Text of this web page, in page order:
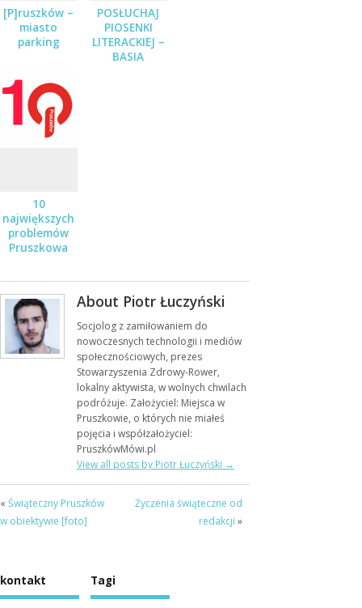
[P]ruszków –
miasto
parking
POSŁUCHAJ
PIOSENKI
LITERACKIEJ –
BASIA
10
największych
problemów
Pruszkowa
About Piotr Łuczyński
Socjolog z zamiłowaniem do
nowoczesnych technologii i mediów
społecznościowych, prezes
Stowarzyszenia Zdrowy-Rower,
lokalny aktywista, w wolnych chwilach
podróżuje. Założyciel: Miejsca w
Pruszkowie, o których nie miałeś
pojęcia i współzałożyciel:
PruszkówMówi.pl
View all posts by Piotr Łuczyński →
« Świąteczny Pruszków
w obiektywie [foto]
Życzenia świąteczne od
redakcji »
kontakt Tagi